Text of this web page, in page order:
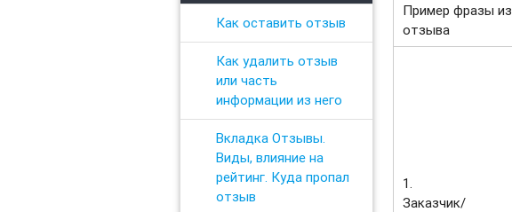
Как оставить отзыв
Как удалить отзыв
или часть
информации из него
Вкладка Отзывы.
Виды, влияние на
рейтинг. Куда пропал
отзыв
Пример фразы из
отзыва
1.
Заказчик/